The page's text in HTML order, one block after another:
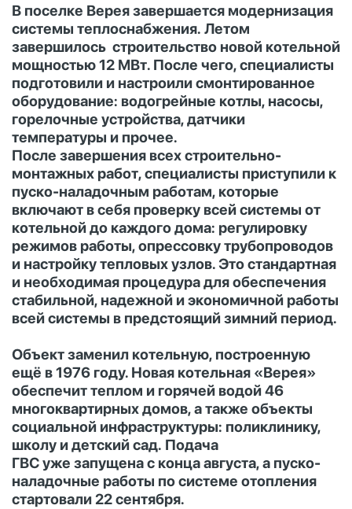
В поселке Верея завершается модернизация
системы теплоснабжения. Летом
завершилось строительство новой котельной
мощностью 12 МВт. После чего, специалисты
подготовили и настроили смонтированное
оборудование: водогрейные котлы, насосы,
горелочные устройства, датчики
температуры и прочее.
После завершения всех строительно-
монтажных работ, специалисты приступили к
пуско-наладочным работам, которые
включают в себя проверку всей системы от
котельной до каждого дома: регулировку
режимов работы, опрессовку трубопроводов
и настройку тепловых узлов. Это стандартная
и необходимая процедура для обеспечения
стабильной, надежной и экономичной работы
всей системы в предстоящий зимний период.
Объект заменил котельную, построенную
ещё в 1976 году. Новая котельная «Верея»
обеспечит теплом и горячей водой 46
многоквартирных домов, а также объекты
социальной инфраструктуры: поликлинику,
школу и детский сад. Подача
ГВС уже запущена с конца августа, а пуско-
наладочные работы по системе отопления
стартовали 22 сентября.